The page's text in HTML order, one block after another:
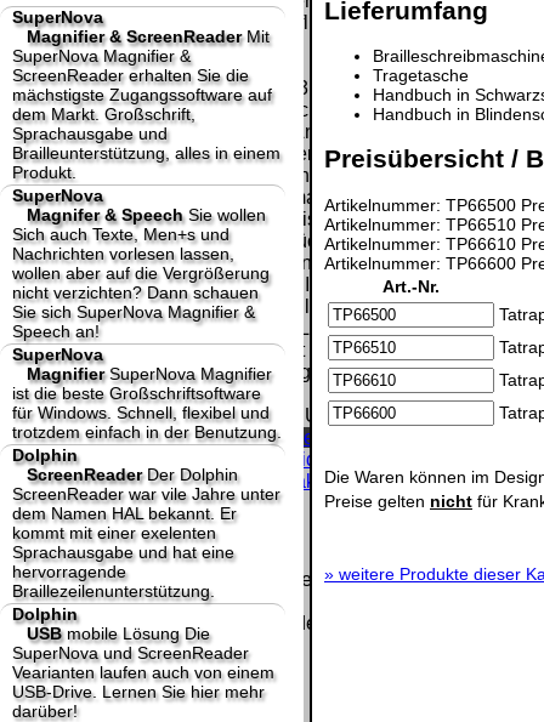
Lieferumfang
Tragetasche
Handbuch in
Handbuch in
Preisübersicht /
Artikelnummer: TP66500
Artikelnummer: TP66510
Artikelnummer: TP66610
Artikelnummer: TP66600
Art.-Nr.
Die Waren können im
Preise gelten nicht für
» weitere Produkte dieser
SuperNova
Magnifier & ScreenReaderMit
SuperNova Magnifier &
ScreenReader erhalten Sie die
mächstigste Zugangssoftware auf
dem Markt. Großschrift,
Sprachausgabe und
Brailleunterstützung, alles in einem
Produkt.
SuperNova
Magnifer & SpeechSie wollen
Sich auch Texte, Men+s und
Nachrichten vorlesen lassen,
wollen aber auf die Vergrößerung
nicht verzichten? Dann schauen
Sie sich SuperNova Magnifier &
Speech an!
SuperNova
MagnifierSuperNova Magnifier
ist die beste Großschriftsoftware
für Windows. Schnell, flexibel und
trotzdem einfach in der Benutzung.
Dolphin
ScreenReaderDer Dolphin
ScreenReader war vile Jahre unter
dem Namen HAL bekannt. Er
kommt mit einer exelenten
Sprachausgabe und hat eine
hervorragende
Braillezeilenunterstützung.
Dolphin
USBmobile LösungDie
SuperNova und ScreenReader
Vearianten laufen auch von einem
USB-Drive. Lernen Sie hier mehr
darüber!
letzte Änderung: 20. Januar 2025 fluSoft
Spezial Computer Technik,
Mit einem Urteil vom 12.05.1998 - 312 O 85/98 -
Haftung für Links hat das Landgericht Hamburg
entschieden, dass man durch die Anbringung
eines Links, die Inhalte der gelinkten Seite ggf.
mit zu verantworten hat. Dieses kann nur
dadurch verhindert werden, dass man sich
ausdrücklich von diesen Inhalten distanziert.
Hiermit distanzieren wir uns ausdrücklich von
allen Inhalten, aller gelinkten Seiten auf unserer
Homepage und machen uns diese Inhalte nicht
zu eigen. Diese Erklärung gilt für alle auf
unserer Homepage angebrachten Links.
Die Europäische Kommission stellt eine
Plattform zur Online-Streitbeilegung (OS) bereit.
Die Plattform finden Sie unter
http://ec.europa.eu/consumers/odr/
Unsere E-
Mailadresse lautet:info@dolphin-de.de
Seitenanfang
Widerruf
Datenschutz Urheberrechte Kontakt
Links
Katalog (PDF) Sitemap
große Anzeige Schließen
Diese Website nutzt Cookies, um bestmögliche Funktionalität
bieten zu können.
This website uses cookies to provide the best possible
functionality.
Ok, verstanden Mehr Infos